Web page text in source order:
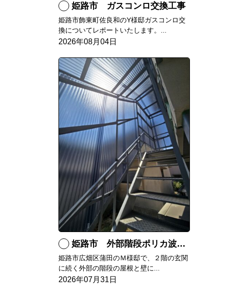
姫路市 ガスコンロ交換工事
姫路市飾東町佐良和のY様邸ガスコンロ交
換についてレポートいたします。...
2026年08月04日
姫路市 外部階段ポリカ波板張替工事
姫路市広畑区蒲田のＭ様邸で、２階の玄関
に続く外部の階段の屋根と壁に...
2026年07月31日